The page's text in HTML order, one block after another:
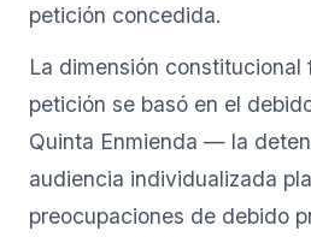
petición concedida.
La dimensión constitucional
petición se basó en el
Quinta Enmienda — la
audiencia individualizada
preocupaciones de debido